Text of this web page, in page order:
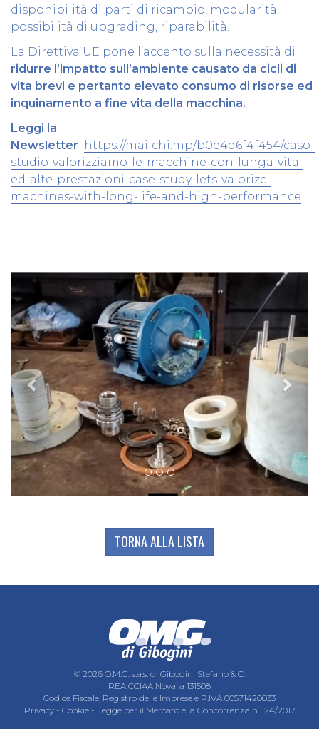
disponibilità di parti di ricambio, modularità,
possibilità di upgrading, riparabilità.
La Direttiva UE pone l’accento sulla necessità di
ridurre l’impatto sull’ambiente causato da cicli di
vita brevi e pertanto elevato consumo di risorse ed
inquinamento a fine vita della macchina.
Leggi la
Newsletter https://mailchi.mp/b0e4d6f4f454/caso-
studio-valorizziamo-le-macchine-con-lunga-vita-
ed-alte-prestazioni-case-study-lets-valorize-
machines-with-long-life-and-high-performance
TORNA ALLA LISTA
© 2026 O.M.G. s.a.s. di Gibogini Stefano & C.
REA CCIAA Novara 131508
Codice Fiscale, Registro delle Imprese e P.IVA 00571420033
Privacy- Cookie- Legge per il Mercato e la Concorrenza n. 124/2017